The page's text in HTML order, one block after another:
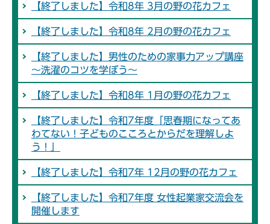
【終了しました】令和8年 3月の野の花カフェ
【終了しました】令和8年 2月の野の花カフェ
【終了しました】男性のための家事力アップ講座
～洗濯のコツを学ぼう～
【終了しました】令和8年 1月の野の花カフェ
【終了しました】令和7年度「思春期になってあ
わてない！子どものこころとからだを理解しよ
う！」
【終了しました】令和7年 12月の野の花カフェ
【終了しました】令和7年度 女性起業家交流会を
開催します